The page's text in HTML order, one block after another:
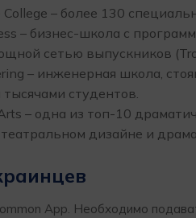
– более 130
– бизнес-школа с
сетью выпускников
– инженерная школа,
студентов.
– одна из топ-10
дизайне и
App. Необходимо